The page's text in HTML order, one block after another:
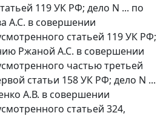
119 УК РФ; дело N ... по
А.С. в совершении
статьей 119 УК РФ;
Ржаной А.С. в совершении
частью третьей
статьи 158УК РФ; дело N ...
А.В. в совершении
статьей 324,